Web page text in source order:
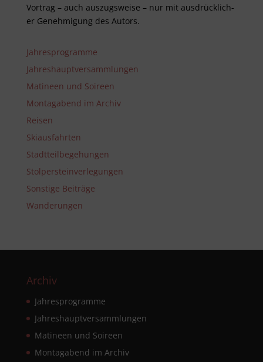
Vor­trag – auch aus­zugs­weise – nur mit aus­drück­lich­
er Genehm­ig­ung des Autors.
Jahresprogramme
Jahreshauptversammlungen
Matineen und Soireen
Montagabend im Archiv
Reisen
Skiausfahrten
Stadtteilbegehungen
Stolpersteinverlegungen
Sonstige Beiträge
Wanderungen
Archiv
Jahresprogramme
Jahreshauptversammlungen
Matineen und Soireen
Montagabend im Archiv